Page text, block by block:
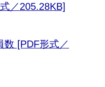
／205.28KB]
数 [PDF形式／